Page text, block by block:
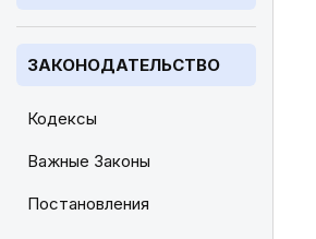
ЗАКОНОДАТЕЛЬСТВО
Кодексы
Важные Законы
Постановления